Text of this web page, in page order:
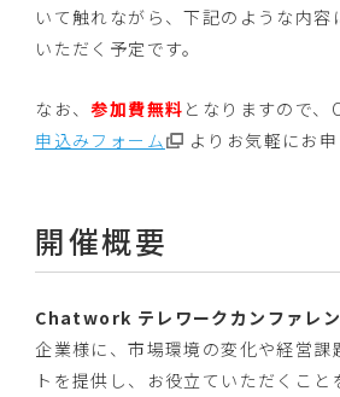
いて触れながら、下記のような内容
いただく予定です。
なお、参加費無料 となりますので
申込みフォーム
よりお気軽にお
開催概要
Chatwork テレワークカンファレ
企業様に、市場環境の変化や経営課
トを提供し、お役立ていただくこと